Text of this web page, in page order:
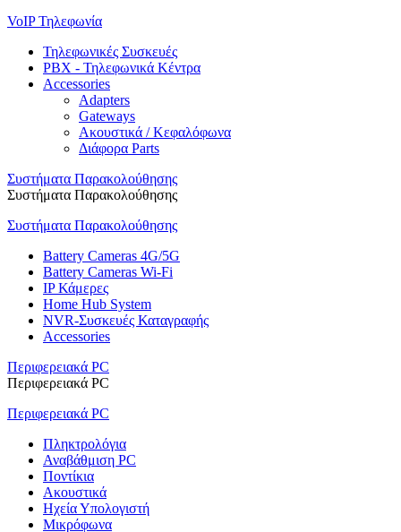
VoIP Τηλεφωνία
Τηλεφωνικές Συσκευές
PBX - Τηλεφωνικά Κέντρα
Accessories
Adapters
Gateways
Ακουστικά / Κεφαλόφωνα
Διάφορα Parts
Συστήματα Παρακολούθησης
Συστήματα Παρακολούθησης
Συστήματα Παρακολούθησης
Battery Cameras 4G/5G
Battery Cameras Wi-Fi
IP Κάμερες
Home Hub System
NVR-Συσκευές Καταγραφής
Accessories
Περιφερειακά PC
Περιφερειακά PC
Περιφερειακά PC
Πληκτρολόγια
Αναβάθμιση PC
Ποντίκια
Ακουστικά
Ηχεία Υπολογιστή
Μικρόφωνα